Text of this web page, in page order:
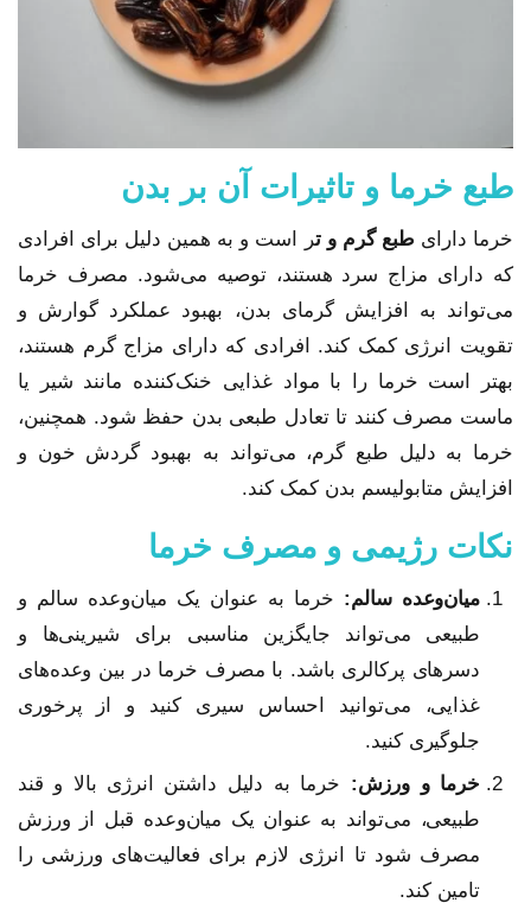
طبع خرما و تاثیرات آن بر بدن
خرما دارای طبع گرم و تر است و به همین دلیل برای افرادی
که دارای مزاج سرد هستند، توصیه می‌شود. مصرف خرما
می‌تواند به افزایش گرمای بدن، بهبود عملکرد گوارش و
تقویت انرژی کمک کند. افرادی که دارای مزاج گرم هستند،
بهتر است خرما را با مواد غذایی خنک‌کننده مانند شیر یا
ماست مصرف کنند تا تعادل طبعی بدن حفظ شود. همچنین،
خرما به دلیل طبع گرم، می‌تواند به بهبود گردش خون و
افزایش متابولیسم بدن کمک کند.
نکات رژیمی و مصرف خرما
میان‌وعده سالم: خرما به عنوان یک میان‌وعده سالم و
طبیعی می‌تواند جایگزین مناسبی برای شیرینی‌ها و
دسرهای پرکالری باشد. با مصرف خرما در بین وعده‌های
غذایی، می‌توانید احساس سیری کنید و از پرخوری
جلوگیری کنید.
خرما و ورزش: خرما به دلیل داشتن انرژی بالا و قند
طبیعی، می‌تواند به عنوان یک میان‌وعده قبل از ورزش
مصرف شود تا انرژی لازم برای فعالیت‌های ورزشی را
تامین کند.